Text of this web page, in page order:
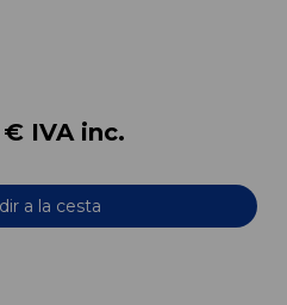
€ IVA inc.
a la cesta